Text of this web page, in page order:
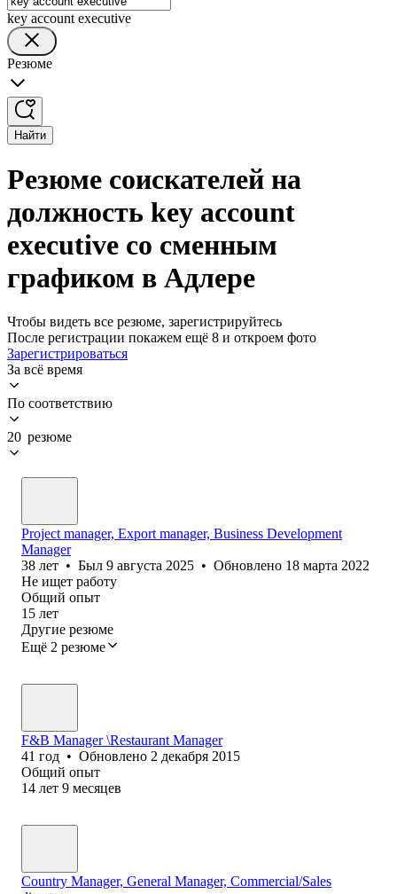
key account executive
Резюме
Найти
Резюме соискателей на
должность key account
executive со сменным
графиком в Адлере
Чтобы видеть все резюме, зарегистрируйтесь
После регистрации покажем ещё 8 и откроем фото
Зарегистрироваться
За всё время
По соответствию
20 резюме
Project manager, Export manager, Business Development
Manager
38 лет • Был 9 августа 2025 • Обновлено 18 марта 2022
Не ищет работу
Общий опыт
15 лет
Другие резюме
Ещё 2 резюме
F&B Manager \Restaurant Manager
41 год • Обновлено 2 декабря 2015
Общий опыт
14 лет 9 месяцев
Country Manager, General Manager, Commercial/Sales